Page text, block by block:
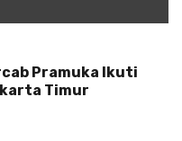
Pramuka Ikuti
Timur